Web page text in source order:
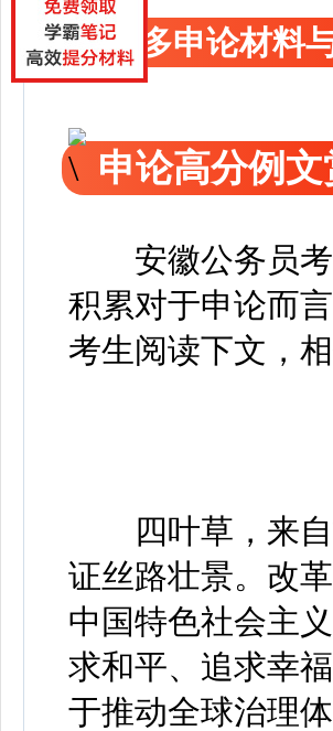
更多申论材料
申论高分例文
安徽公务员考
积累对于申论而
考生阅读下文，
四叶草，来自
证丝路壮景。改
中国特色社会主
求和平、追求幸
于推动全球治理